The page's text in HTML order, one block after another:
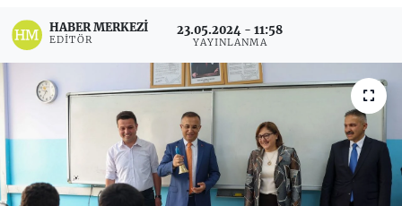
HABER MERKEZI
EDITÖR
23.05.2024 - 11:58
YAYINLANMA